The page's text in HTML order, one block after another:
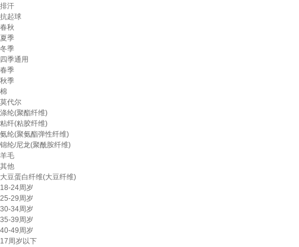
排汗
抗起球
春秋
夏季
冬季
四季通用
春季
秋季
棉
莫代尔
涤纶(聚酯纤维)
粘纤(粘胶纤维)
氨纶(聚氨酯弹性纤维)
锦纶/尼龙(聚酰胺纤维)
羊毛
其他
大豆蛋白纤维(大豆纤维)
18-24周岁
25-29周岁
30-34周岁
35-39周岁
40-49周岁
17周岁以下